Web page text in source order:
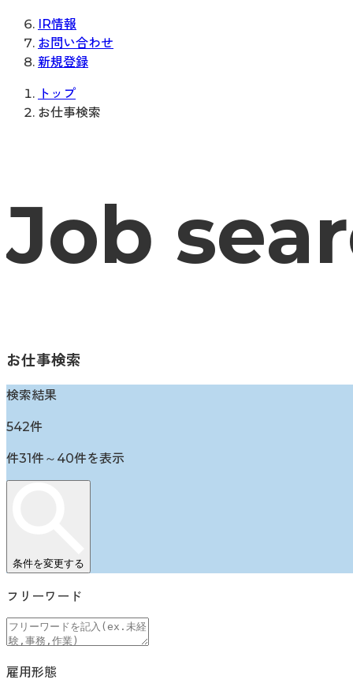
IR情報
お問い合わせ
新規登録
トップ
お仕事検索
Job
お仕事検索
検索結果
542件
件31件～ 40件を表示
条件を変更する
フリーワード
雇用形態